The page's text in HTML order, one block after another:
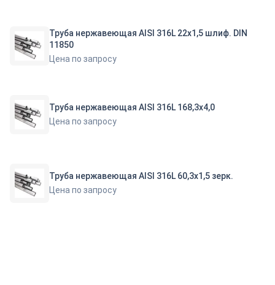
Труба нержавеющая AISI 316L 22х1,5 шлиф. DIN
11850
Цена по запросу
Труба нержавеющая AISI 316L 168,3х4,0
Цена по запросу
Труба нержавеющая AISI 316L 60,3х1,5 зерк.
Цена по запросу